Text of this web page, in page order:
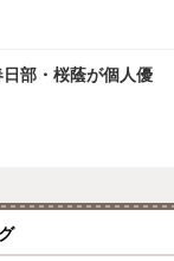
部・桜蔭が個人優